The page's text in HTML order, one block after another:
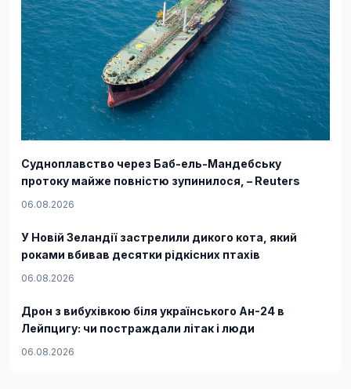
Судноплавство через Баб-ель-Мандебську
протоку майже повністю зупинилося, – Reuters
06.08.2026
У Новій Зеландії застрелили дикого кота, який
роками вбивав десятки рідкісних птахів
06.08.2026
Дрон з вибухівкою біля українського Ан-24 в
Лейпцигу: чи постраждали літак і люди
06.08.2026